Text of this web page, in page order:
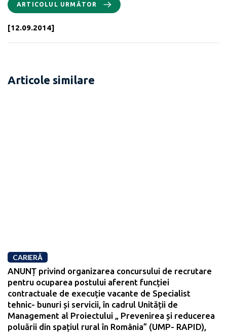
ARTICOLUL URMĂTOR
[12.09.2014]
Articole similare
CARIERĂ
ANUNȚ privind organizarea concursului de recrutare
pentru ocuparea postului aferent funcției
contractuale de execuție vacante de Specialist
tehnic- bunuri și servicii, în cadrul Unității de
Management al Proiectului „ Prevenirea și reducerea
poluării din spațiul rural în România” (UMP- RAPID),